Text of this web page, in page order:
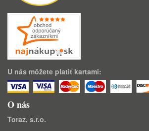
U nás môžete platiť kartami:
O nás
Toraz, s.r.o.